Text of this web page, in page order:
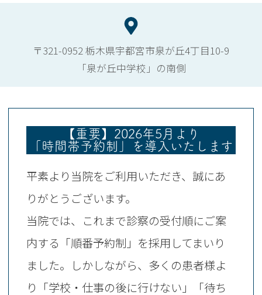
〒321-0952 栃木県宇都宮市泉が丘4丁目10-9
「泉が丘中学校」の南側
【重要】2026年5月より
「時間帯予約制」を導入いたします
平素より当院をご利用いただき、誠にあ
りがとうございます。
当院では、これまで診察の受付順にご案
内する「順番予約制」を採用してまいり
ました。しかしながら、多くの患者様よ
り「学校・仕事の後に行けない」「待ち